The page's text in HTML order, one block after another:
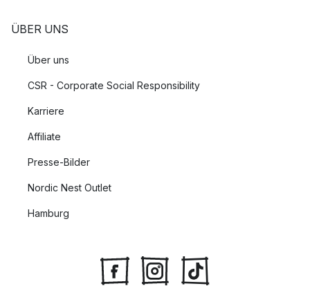
ÜBER UNS
Über uns
CSR - Corporate Social Responsibility
Karriere
Affiliate
Presse-Bilder
Nordic Nest Outlet
Hamburg